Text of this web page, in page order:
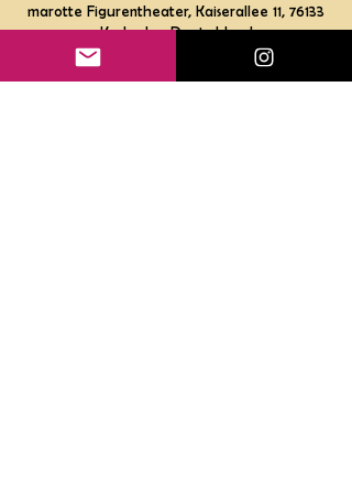
marotte Figurentheater, Kaiserallee 11, 76133
Karlsruhe, Deutschland